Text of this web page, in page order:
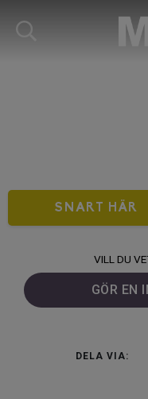
SNART HÄR
VILL DU
GÖR EN
DELA VIA: